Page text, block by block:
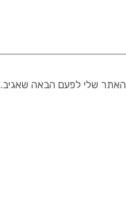
שלי לפעם הבאה שאגיב.